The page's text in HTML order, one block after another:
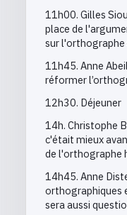
11h00. Gilles
place de
sur l'orthographe
11h45. Anne
réformer
12h30. Déjeuner
14h. Christophe
c'était mieux
de l'orthographe
14h45. Anne
orthographiques
sera aussi